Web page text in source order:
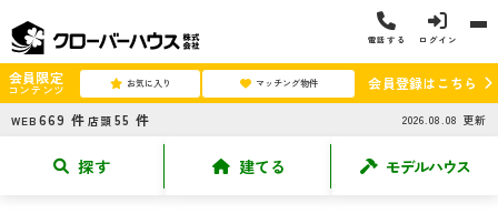
電話する ログイン
会員限定
コンテンツ お気に入り マッチング物件 会員登録はこちら
WEB 669 件 店頭 55 件 2026.08.08 更新
探す 建てる モデルハウス